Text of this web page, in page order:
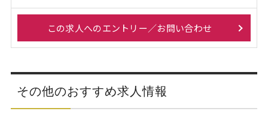
この求人へのエントリー／お問い合わせ
その他のおすすめ求人情報